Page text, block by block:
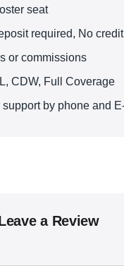
seat
required, No
or commissions
CDW, Full Coverage
by phone and
a Review